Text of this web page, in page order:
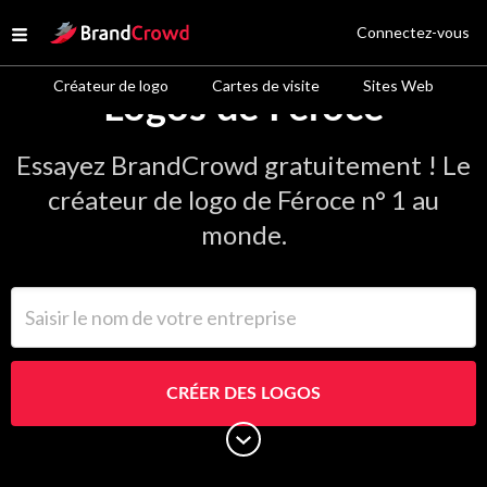
Open menu
Site Logo
Créateur de logo Cartes de visite Sites Web
Connectez-vous
Logos de Féroce
Essayez BrandCrowd gratuitement ! Le
créateur de logo de Féroce n° 1 au
monde.
CRÉER DES LOGOS